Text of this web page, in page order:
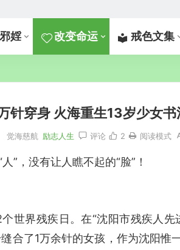
婬 改变命运 戒色文集
针穿身 火海重生13岁少女书
觉海慈航 励志人生 评论 2 阅读模式
”，没有让人瞧不起的“脸”！
世界残疾日。在“沈阳市残疾人
合了1万余针的女孩，作为沈阳惟